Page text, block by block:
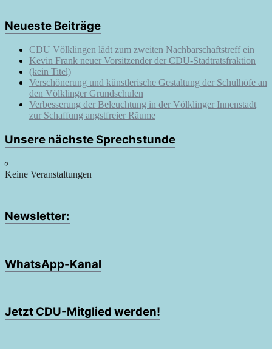
Neueste Beiträge
CDU Völklingen lädt zum zweiten Nachbarschaftstreff ein
Kevin Frank neuer Vorsitzender der CDU-Stadtratsfraktion
(kein Titel)
Verschönerung und künstlerische Gestaltung der Schulhöfe an
den Völklinger Grundschulen
Verbesserung der Beleuchtung in der Völklinger Innenstadt
zur Schaffung angstfreier Räume
Unsere nächste Sprechstunde
Keine Veranstaltungen
Newsletter:
WhatsApp-Kanal
Jetzt CDU-Mitglied werden!